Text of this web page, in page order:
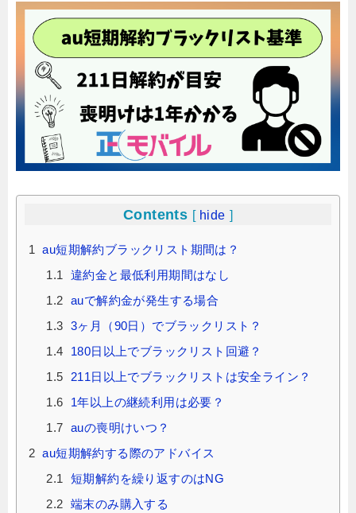
Contents [ hide ]
1 au短期解約ブラックリスト期間は？
1.1 違約金と最低利用期間はなし
1.2 auで解約金が発生する場合
1.3 3ヶ月（90日）でブラックリスト？
1.4
180日以上でブラックリスト回避？
1.5 211日以上でブラックリストは安全ライン？
1.6
1年以上の継続利用は必要？
1.7 auの喪明けいつ？
2 au短期解約する際のアドバイス
2.1 短期解約を繰り返すのはNG
2.2 端末のみ購入する